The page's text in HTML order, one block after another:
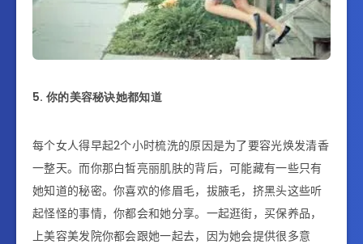
5. 你的美容秘诀她都知道
每个女人得早起2个小时梳洗的原因是为了要容光焕发清香
一整天。而你那白皙亮丽肌肤的背后，可能藏有一些只有
她知道的秘密。你喜欢的修眉毛，拔腋毛， 挤黑头这些听
起怪怪的事情，你都会和她分享。一起逛街，买保养品，
上美容美发院你都会跟她一起去，因为她会提供很多意